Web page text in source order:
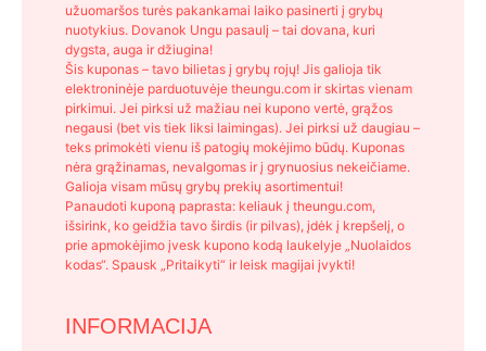
užuomaršos turės pakankamai laiko pasinerti į grybų
nuotykius. Dovanok Ungu pasaulį – tai dovana, kuri
dygsta, auga ir džiugina!
Šis kuponas – tavo bilietas į grybų rojų! Jis galioja tik
elektroninėje parduotuvėje theungu.com ir skirtas vienam
pirkimui. Jei pirksi už mažiau nei kupono vertė, grąžos
negausi (bet vis tiek liksi laimingas). Jei pirksi už daugiau –
teks primokėti vienu iš patogių mokėjimo būdų. Kuponas
nėra grąžinamas, nevalgomas ir į grynuosius nekeičiame.
Galioja visam mūsų grybų prekių asortimentui!
Panaudoti kuponą paprasta: keliauk į theungu.com,
išsirink, ko geidžia tavo širdis (ir pilvas), įdėk į krepšelį, o
prie apmokėjimo įvesk kupono kodą laukelyje „Nuolaidos
kodas“. Spausk „Pritaikyti“ ir leisk magijai įvykti!
INFORMACIJA